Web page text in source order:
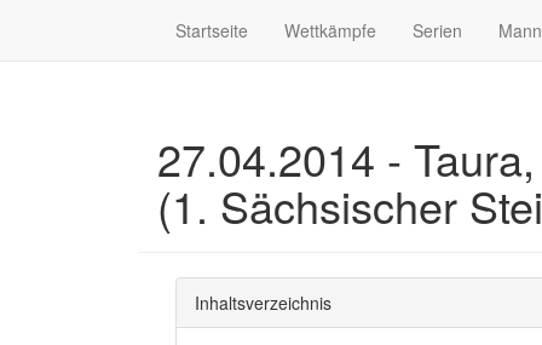
Startseite Wettkämpfe Serien
27.04.2014 -
(1. Sächsischer
Inhaltsverzeichnis